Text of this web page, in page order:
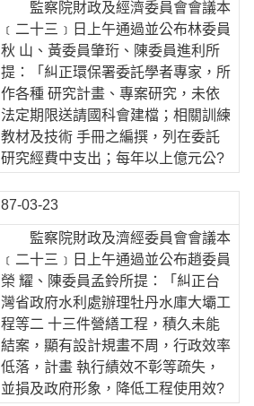
監察院財政及經濟委員會會議本
﹝二十三﹞日上午通過並公布林委員
秋 山、黃委員肇珩、陳委員進利所
提：「糾正環保署委託學者專家，所
作各種 研究計畫、專案研究，未依
法定期限送請國科會建檔；相關訓練
教材及技術 手冊之編撰，列在委託
研究經費中支出；每年以上億元公?
87-03-23
監察院財政及濟經委員會會議本
﹝二十三﹞日上午通過並公布趙委員
榮 耀、陳委員孟鈴所提：「糾正台
灣省政府水利處辦理牡丹水庫大壩工
程等二 十三件營繕工程，積久未能
結案，顯有設計規畫不周，行政效率
低落，計畫 執行績效不彰等疏失，
並損及政府形象，降低工程使用效?